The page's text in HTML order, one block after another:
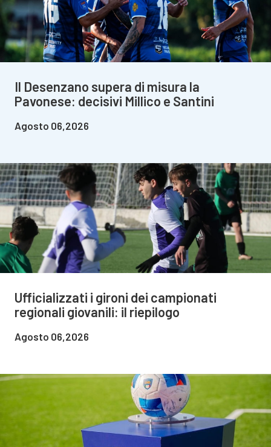
Il Desenzano supera di misura la
Pavonese: decisivi Millico e Santini
Agosto 06,2026
Ufficializzati i gironi dei campionati
regionali giovanili: il riepilogo
Agosto 06,2026